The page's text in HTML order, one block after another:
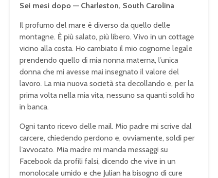
Sei mesi dopo — Charleston, South Carolina
Il profumo del mare è diverso da quello delle
montagne. È più salato, più libero. Vivo in un cottage
vicino alla costa. Ho cambiato il mio cognome legale
prendendo quello di mia nonna materna, l’unica
donna che mi avesse mai insegnato il valore del
lavoro. La mia nuova società sta decollando e, per la
prima volta nella mia vita, nessuno sa quanti soldi ho
in banca.
Ogni tanto ricevo delle mail. Mio padre mi scrive dal
carcere, chiedendo perdono e, ovviamente, soldi per
l’avvocato. Mia madre mi manda messaggi su
Facebook da profili falsi, dicendo che vive in un
monolocale umido e che Julian ha bisogno di cure